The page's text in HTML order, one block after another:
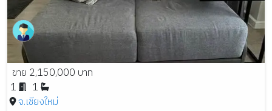
ขาย 2,150,000 บาท
1
1
จ.เชียงใหม่